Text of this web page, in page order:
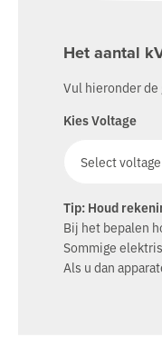
Het aantal
Vul hieronder
Kies Voltage
Tip: Houd
Bij het bepalen
Sommige
Als u dan